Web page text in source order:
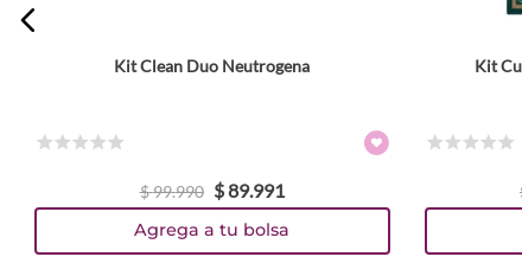
Kit Clean Duo Neutrogena
$99.990 $89.991
Agrega a tu bolsa
Kit